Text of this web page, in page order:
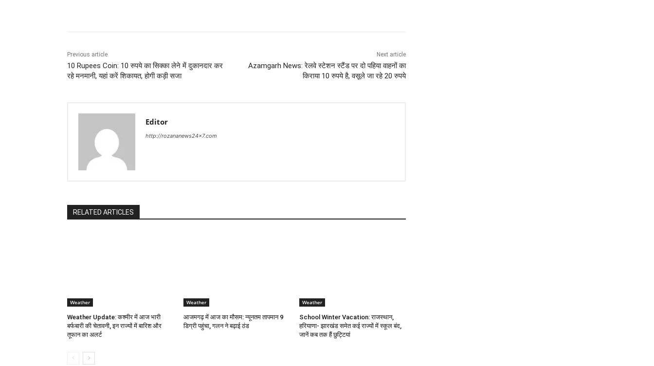
Previous article
10 Rupees Coin: 10 रुपये का सिक्का लेने में दुकानदार कर
रहे मनमानी, यहां करें शिकायत, होगी कड़ी सजा
Next article
Azamgarh News: रेलवे स्टेशन स्टैंड पर दो पहिया वाहनों का
किराया 10 रुपये है, वसूले जा रहे 20 रुपये
Editor
http://rozananews24x7.com
RELATED ARTICLES
Weather
Weather Update: कश्मीर में आज भारी
बर्फबारी की चेतावनी, इन राज्यों में बारिश और
तूफान का अलर्ट
Weather
आजमगढ़ में आज का मौसम: न्यूनतम तापमान 9
डिग्री पहुंचा, गलन ने बढ़ाई ठंड
Weather
School Winter Vacation: राजस्थान,
हरियाणा- झारखंड समेत कई राज्यों में स्कूल बंद,
जानें कब तक हैं छुट्टियां